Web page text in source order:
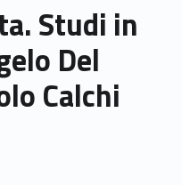
Studi in
Del
Calchi